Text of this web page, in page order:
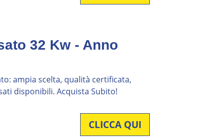
32 Kw - Anno
ampia scelta, qualità certificata,
disponibili. Acquista Subito!
CLICCA QUI